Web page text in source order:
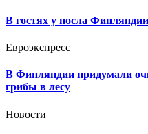
В гостях у посла Финляндии
Евроэкспресс
В Финляндии придумали
грибы в лесу
Новости